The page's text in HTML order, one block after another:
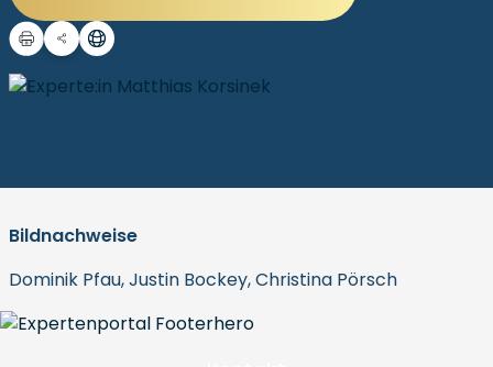
Bildnachweise
Dominik Pfau, Justin Bockey, Christina Pörsch